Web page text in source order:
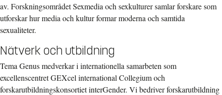
av. Forskningsområdet Sexmedia och sexkulturer samlar forskare som
utforskar hur media och kultur formar moderna och samtida
sexualiteter.
Nätverk och utbildning
Tema Genus medverkar i internationella samarbeten som
excellenscentret GEXcel international Collegium och
forskarutbildningskonsortiet interGender. Vi bedriver forskarutbildning